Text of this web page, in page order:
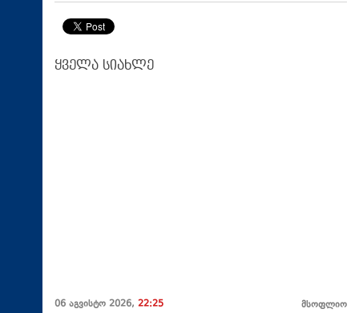
ყველა სიახლე
06 აგვისტო 2026, 22:25 მსოფლიო